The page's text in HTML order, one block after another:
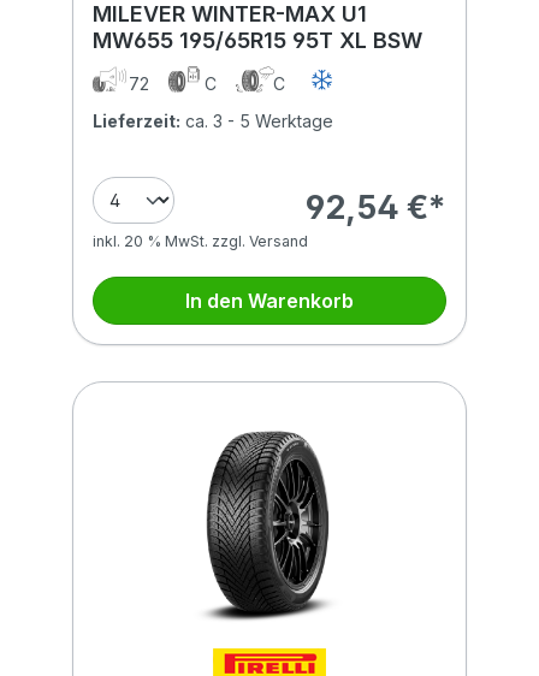
MILEVER WINTER-MAX U1
MW655 195/65R15 95T XL BSW
72 C
C
Lieferzeit: ca. 3 - 5 Werktage
92,54 €*
inkl. 20 % MwSt. zzgl. Versand
In den Warenkorb